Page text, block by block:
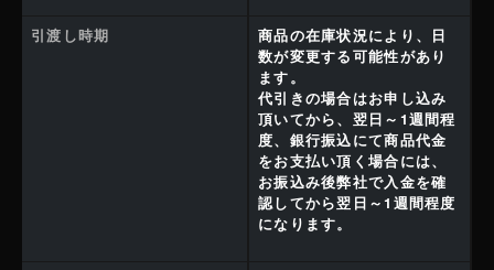
引渡し時期
商品の在庫状況により、日
数が変更する可能性があり
ます。
代引きの場合はお申し込み
頂いてから、翌日～1週間程
度、銀行振込にて商品代金
をお支払い頂く場合には、
お振込み後弊社で入金を確
認してから翌日～1週間程度
になります。